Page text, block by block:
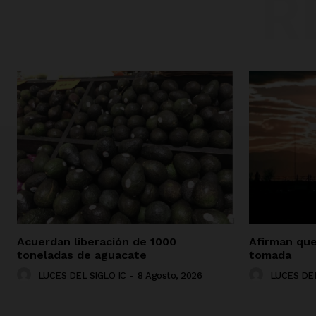
Acuerdan liberación de 1000
toneladas de aguacate
LUCES DEL SIGLO IC - 8 Agosto, 2026
Afirman
tomada
LUCES